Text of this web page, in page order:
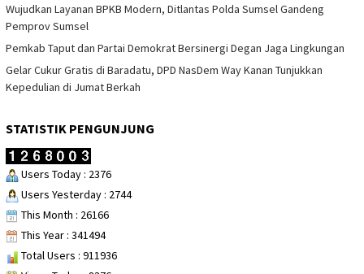
Wujudkan Layanan BPKB Modern, Ditlantas Polda Sumsel Gandeng
Pemprov Sumsel
Pemkab Taput dan Partai Demokrat Bersinergi Degan Jaga Lingkungan
Gelar Cukur Gratis di Baradatu, DPD NasDem Way Kanan Tunjukkan
Kepedulian di Jumat Berkah
STATISTIK PENGUNJUNG
Users Today : 2376
Users Yesterday : 2744
This Month : 26166
This Year : 341494
Total Users : 911936